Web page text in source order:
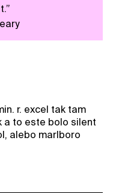
r. excel tak tam
a to este bolo silent
alebo marlboro